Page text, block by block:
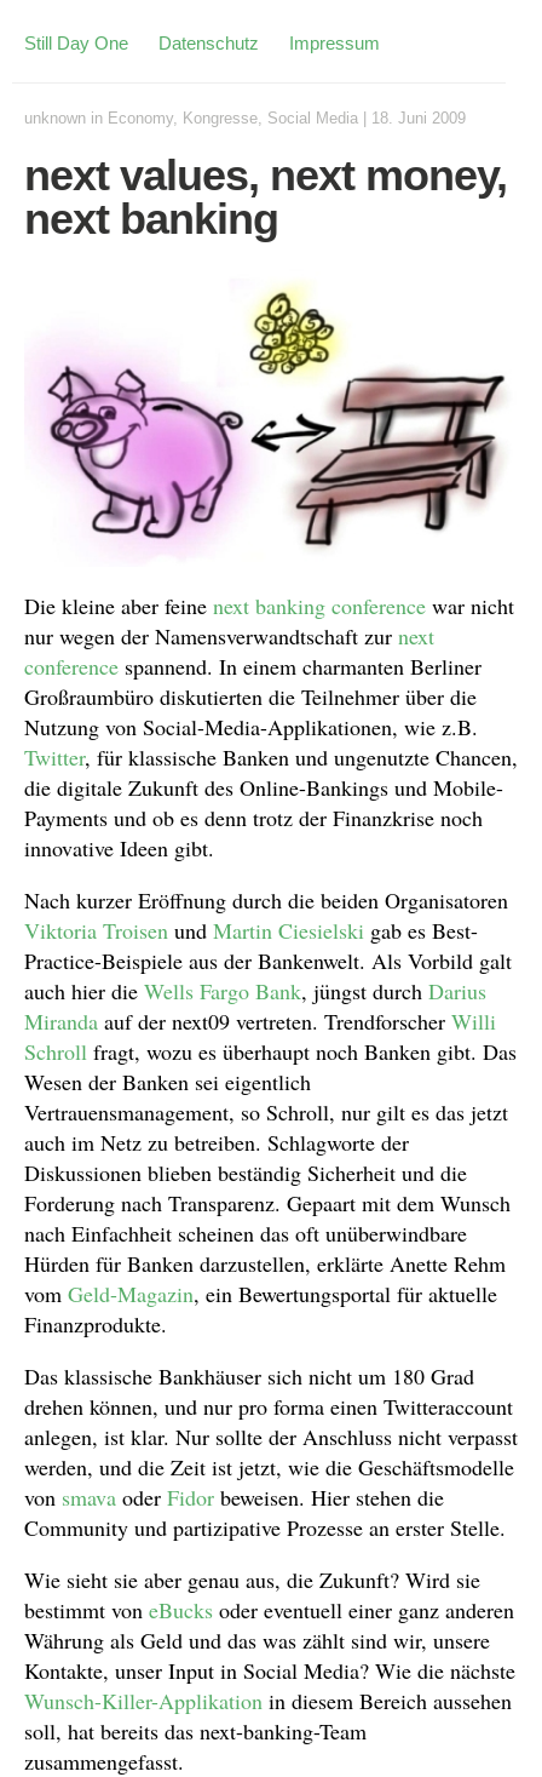
Still Day One Datenschutz Impressum
unknown in Economy, Kongresse, Social Media 18. Juni 2009
next values, next money,
next banking
Die kleine aber feine next banking conference war nicht
nur wegen der Namensverwandtschaft zur next
conference spannend. In einem charmanten Berliner
Großraumbüro diskutierten die Teilnehmer über die
Nutzung von Social-Media-Applikationen, wie z.B.
Twitter, für klassische Banken und ungenutzte Chancen,
die digitale Zukunft des Online-Bankings und Mobile-
Payments und ob es denn trotz der Finanzkrise noch
innovative Ideen gibt.
Nach kurzer Eröffnung durch die beiden Organisatoren
Viktoria Troisen und Martin Ciesielski gab es Best-
Practice-Beispiele aus der Bankenwelt. Als Vorbild galt
auch hier die Wells Fargo Bank, jüngst durch Darius
Miranda auf der next09 vertreten. Trendforscher Willi
Schroll fragt, wozu es überhaupt noch Banken gibt. Das
Wesen der Banken sei eigentlich
Vertrauensmanagement, so Schroll, nur gilt es das jetzt
auch im Netz zu betreiben. Schlagworte der
Diskussionen blieben beständig Sicherheit und die
Forderung nach Transparenz. Gepaart mit dem Wunsch
nach Einfachheit scheinen das oft unüberwindbare
Hürden für Banken darzustellen, erklärte Anette Rehm
vom Geld-Magazin, ein Bewertungsportal für aktuelle
Finanzprodukte.
Das klassische Bankhäuser sich nicht um 180 Grad
drehen können, und nur pro forma einen Twitteraccount
anlegen, ist klar. Nur sollte der Anschluss nicht verpasst
werden, und die Zeit ist jetzt, wie die Geschäftsmodelle
von smava oder Fidor beweisen. Hier stehen die
Community und partizipative Prozesse an erster Stelle.
Wie sieht sie aber genau aus, die Zukunft? Wird sie
bestimmt von eBucks oder eventuell einer ganz anderen
Währung als Geld und das was zählt sind wir, unsere
Kontakte, unser Input in Social Media? Wie die nächste
Wunsch-Killer-Applikation in diesem Bereich aussehen
soll, hat bereits das next-banking-Team
zusammengefasst.